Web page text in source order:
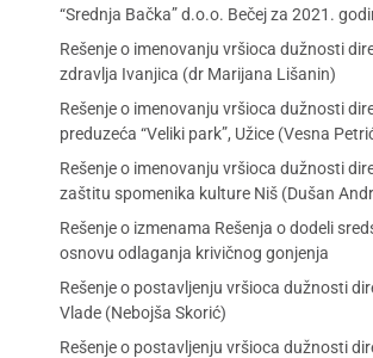
“Srednja Bačka” d.o.o. Bečej za 2021.
Rešenje o imenovanju vršioca dužnosti
zdravlja Ivanjica (dr Marijana Lišanin)
Rešenje o imenovanju vršioca dužnosti
preduzeća “Veliki park”, Užice (Vesna
Rešenje o imenovanju vršioca dužnosti
zaštitu spomenika kulture Niš (Dušan
Rešenje o izmenama Rešenja o dodeli
osnovu odlaganja krivičnog gonjenja
Rešenje o postavljenju vršioca dužnosti
Vlade (Nebojša Skorić)
Rešenje o postavljenju vršioca dužnosti